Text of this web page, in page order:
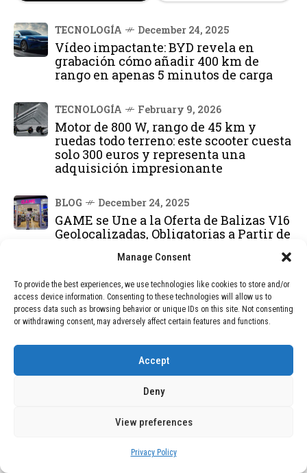
Manage Consent
To provide the best experiences, we use technologies like cookies to store and/or
access device information. Consenting to these technologies will allow us to
process data such as browsing behavior or unique IDs on this site. Not consenting
or withdrawing consent, may adversely affect certain features and functions.
Accept
Deny
View preferences
Privacy Policy
TECNOLOGÍA December 24, 2025
Vídeo impactante: BYD revela en
grabación cómo añadir 400 km de
rango en apenas 5 minutos de carga
TECNOLOGÍA February 9, 2026
Motor de 800 W, rango de 45 km y
ruedas todo terreno: este scooter cuesta
solo 300 euros y representa una
adquisición impresionante
BLOG December 24, 2025
GAME se Une a la Oferta de Balizas V16
Geolocalizadas, Obligatorias a Partir de
BLOG December 24, 2025
Devastadora Explosión en Residencia
de Ancianos de Pensilvania Deja al
Menos Dos Víctimas Fatales
DEAL OF THE MONTH
Vídeo impactante: BYD revela en
en apenas 5 minutos de carga